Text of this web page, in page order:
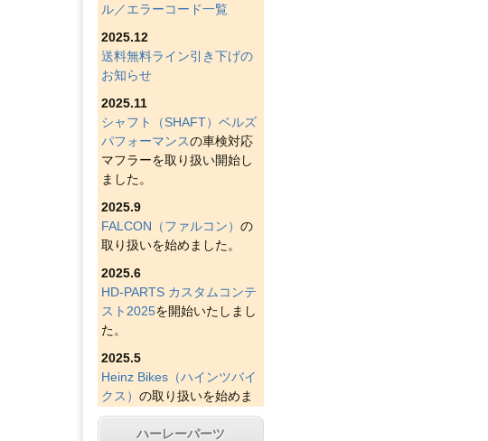
ル／エラーコード一覧
2025.12
送料無料ライン引き下げの
お知らせ
2025.11
シャフト（SHAFT）ベルズ
パフォーマンスの車検対応
マフラーを取り扱い開始し
ました。
2025.9
FALCON（ファルコン） の
取り扱いを始めました。
2025.6
HD-PARTS カスタムコンテ
スト2025を開始いたしまし
た。
2025.5
Heinz Bikes（ハインツバイ
クス） の取り扱いを始めま
した。
ハーレーパーツ